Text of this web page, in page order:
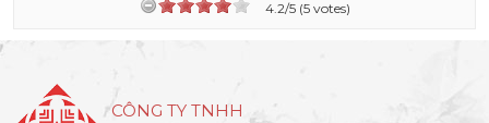
4.2/5 (5 votes)
CÔNG TY TNHH